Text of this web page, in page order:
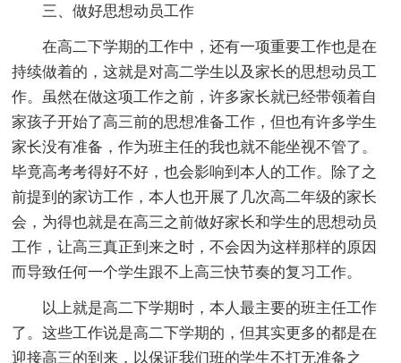
三、做好思想动员工作
在高二下学期的工作中，还有一项重要工作也是在
持续做着的，这就是对高二学生以及家长的思想动员工
作。虽然在做这项工作之前，许多家长就已经带领着自
家孩子开始了高三前的思想准备工作，但也有许多学生
家长没有准备，作为班主任的我也就不能坐视不管了。
毕竟高考考得好不好，也会影响到本人的工作。除了之
前提到的家访工作，本人也开展了几次高二年级的家长
会，为得也就是在高三之前做好家长和学生的思想动员
工作，让高三真正到来之时，不会因为这样那样的原因
而导致任何一个学生跟不上高三快节奏的复习工作。
以上就是高二下学期时，本人最主要的班主任工作
了。这些工作说是高二下学期的，但其实更多的都是在
迎接高三的到来，以保证我们班的学生不打无准备之